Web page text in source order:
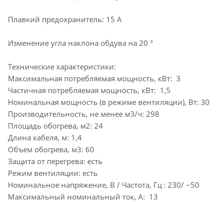
Плавкий предохранитель: 15 А
Изменение угла наклона обдува на 20 °
Технические характеристики:
Максимальная потребляемая мощность, кВт: 3
Частичная потребляемая мощность, кВт: 1,5
Номинальная мощность (в режиме вентиляции), Вт: 30
Производительность, не менее м3/ч: 298
Площадь обогрева, м2: 24
Длина кабеля, м: 1,4
Объем обогрева, м3: 60
Защита от перегрева: есть
Режим вентиляции: есть
Номинальное напряжение, В / Частота, Гц : 230/ ~50
Максимальный номинальный ток, А: 13